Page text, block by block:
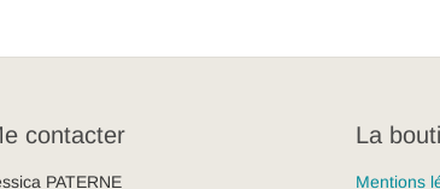
contacter
PATERNE
La
Mentions